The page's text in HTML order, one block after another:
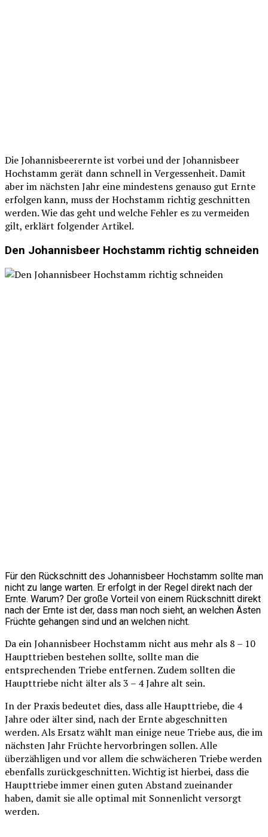
Die Johannisbeerernte ist vorbei und der Johannisbeer
Hochstamm gerät dann schnell in Vergessenheit. Damit
aber im nächsten Jahr eine mindestens genauso gut Ernte
erfolgen kann, muss der Hochstamm richtig geschnitten
werden. Wie das geht und welche Fehler es zu vermeiden
gilt, erklärt folgender Artikel.
Den Johannisbeer Hochstamm richtig schneiden
Für den Rückschnitt des Johannisbeer Hochstamm sollte man
nicht zu lange warten. Er erfolgt in der Regel direkt nach der
Ernte. Warum? Der große Vorteil von einem Rückschnitt direkt
nach der Ernte ist der, dass man noch sieht, an welchen Ästen
Früchte gehangen sind und an welchen nicht.
Da ein Johannisbeer Hochstamm nicht aus mehr als 8 – 10
Haupttrieben bestehen sollte, sollte man die
entsprechenden Triebe entfernen. Zudem sollten die
Haupttriebe nicht älter als 3 – 4 Jahre alt sein.
In der Praxis bedeutet dies, dass alle Haupttriebe, die 4
Jahre oder älter sind, nach der Ernte abgeschnitten
werden. Als Ersatz wählt man einige neue Triebe aus, die im
nächsten Jahr Früchte hervorbringen sollen. Alle
überzähligen und vor allem die schwächeren Triebe werden
ebenfalls zurückgeschnitten. Wichtig ist hierbei, dass die
Haupttriebe immer einen guten Abstand zueinander
haben, damit sie alle optimal mit Sonnenlicht versorgt
werden.